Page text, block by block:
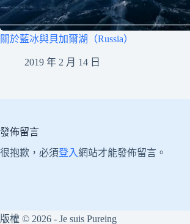
關於藍冰與貝加爾湖（Russia）
2019 年 2 月 14 日
發佈留言
很抱歉，必須登入網站才能發佈留言。
版權 © 2026 - Je suis Pureing